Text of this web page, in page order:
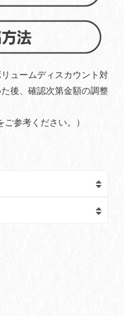
ュームディスカウント対
後、確認次第金額の調整
参考ください。）